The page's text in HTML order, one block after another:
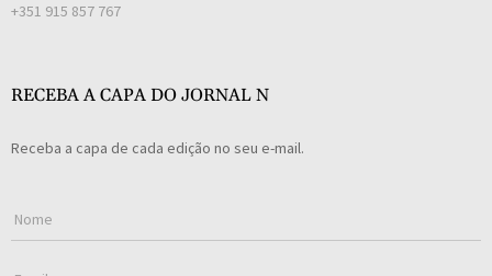
+351 915 857 767
RECEBA A CAPA DO JORNAL N
Receba a capa de cada edição no seu e-mail.